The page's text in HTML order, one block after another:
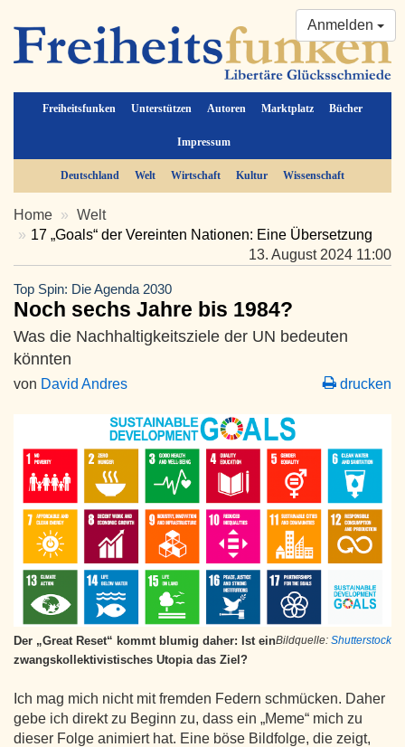
Freiheitsfunken Unterstützen Autoren Marktplatz Bücher
Impressum
Anmelden
Deutschland Welt Wirtschaft Kultur Wissenschaft
Home
Welt
17 „Goals“ der Vereinten Nationen: Eine Übersetzung
13. August 2024 11:00
Top Spin: Die Agenda 2030
Noch sechs Jahre bis 1984?
Was die Nachhaltigkeitsziele der UN bedeuten
könnten
von David Andres drucken
Bildquelle: Shutterstock
Der „Great Reset“ kommt blumig daher: Ist ein
zwangskollektivistisches Utopia das Ziel?
Ich mag mich nicht mit fremden Federn schmücken. Daher
gebe ich direkt zu Beginn zu, dass ein „Meme“ mich zu
dieser Folge animiert hat. Eine böse Bildfolge, die zeigt,